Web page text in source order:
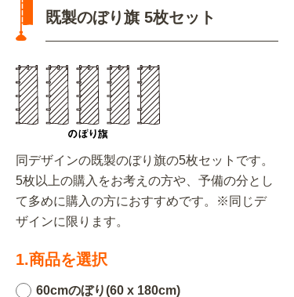
既製のぼり旗 5枚セット
同デザインの既製のぼり旗の5枚セットです。
5枚以上の購入をお考えの方や、予備の分とし
て多めに購入の方におすすめです。※同じデ
ザインに限ります。
1.商品を選択
60cmのぼり(60 x 180cm)